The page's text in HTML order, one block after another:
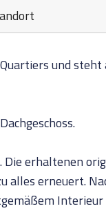
und
erhaltenen
erneuert.